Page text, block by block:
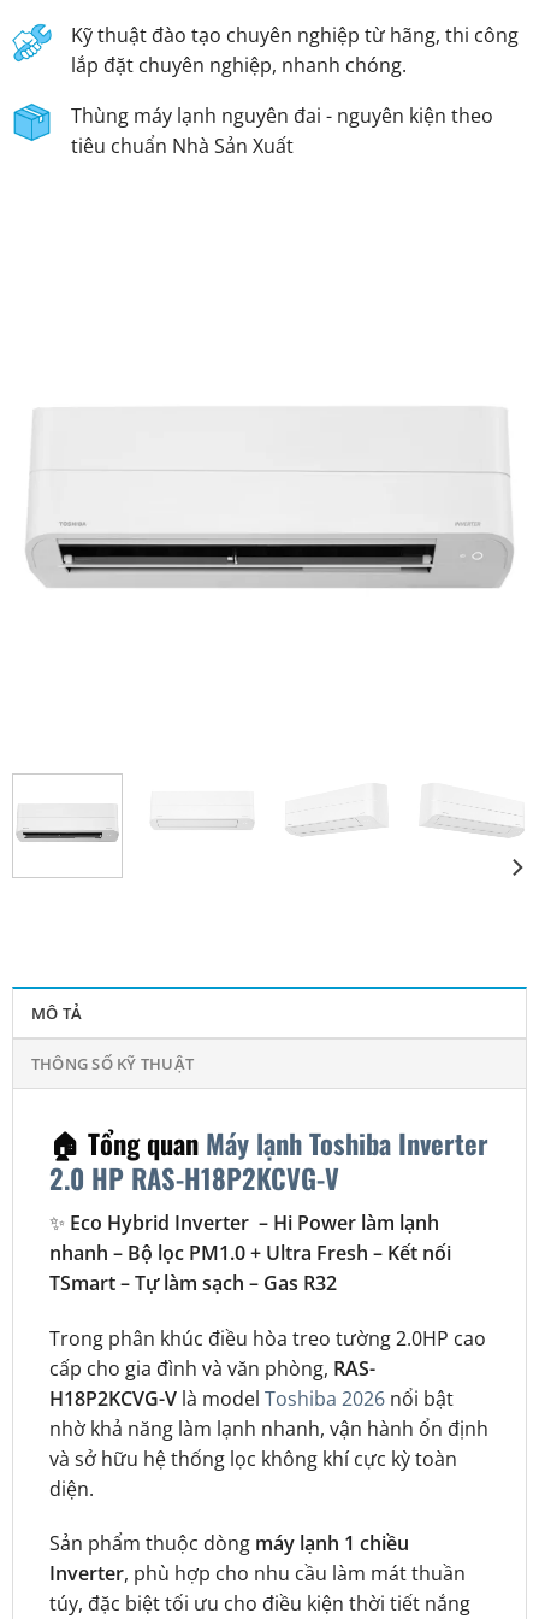
MÔ TẢ
THÔNG SỐ KỸ THUẬT
🏠 Tổng quan Máy lạnh Toshiba Inverter
2.0 HP RAS-H18P2KCVG-V
✨ Eco Hybrid Inverter – Hi Power làm lạnh
nhanh – Bộ lọc PM1.0 + Ultra Fresh – Kết nối
TSmart – Tự làm sạch – Gas R32
Trong phân khúc điều hòa treo tường 2.0HP cao
cấp cho gia đình và văn phòng, RAS-
H18P2KCVG-Vlà model Toshiba 2026nổi bật
nhờ khả năng làm lạnh nhanh, vận hành ổn định
và sở hữu hệ thống lọc không khí cực kỳ toàn
diện.
Sản phẩm thuộc dòng máy lạnh 1 chiều
Inverter, phù hợp cho nhu cầu làm mát thuần
túy, đặc biệt tối ưu cho điều kiện thời tiết nắng
Kỹ thuật đào tạo chuyên nghiệp từ hãng, thi công
lắp đặt chuyên nghiệp, nhanh chóng.
Thùng máy lạnh nguyên đai - nguyên kiện theo
tiêu chuẩn Nhà Sản Xuất